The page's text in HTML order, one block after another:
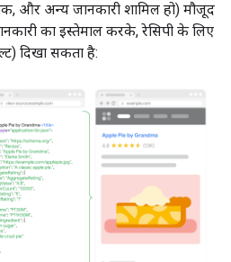
और अन्य जानकारी शामिल हो) मौजूद
का इस्तेमाल करके, रेसिपी के लिए
दिखा सकता है: